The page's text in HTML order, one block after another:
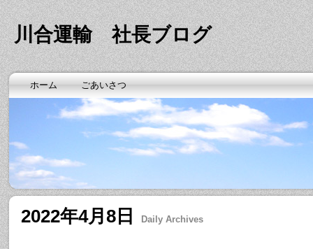
川合運輸 社長ブログ
ホーム ごあいさつ
2022年4月8日 Daily Archives